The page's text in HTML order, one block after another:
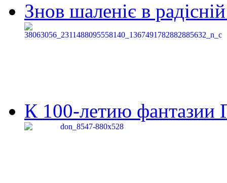
Знов шаленіє в
К 100-летию фантазии